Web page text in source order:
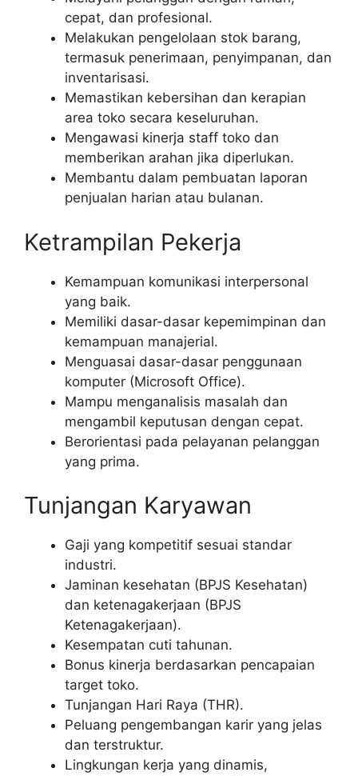
cepat, dan profesional.
Melakukan pengelolaan stok barang,
termasuk penerimaan, penyimpanan, dan
inventarisasi.
Memastikan kebersihan dan kerapian
area toko secara keseluruhan.
Mengawasi kinerja staff toko dan
memberikan arahan jika diperlukan.
Membantu dalam pembuatan laporan
penjualan harian atau bulanan.
Ketrampilan Pekerja
Kemampuan komunikasi interpersonal
yang baik.
Memiliki dasar-dasar kepemimpinan dan
kemampuan manajerial.
Menguasai dasar-dasar penggunaan
komputer (Microsoft Office).
Mampu menganalisis masalah dan
mengambil keputusan dengan cepat.
Berorientasi pada pelayanan pelanggan
yang prima.
Tunjangan Karyawan
Gaji yang kompetitif sesuai standar
industri.
Jaminan kesehatan (BPJS Kesehatan)
dan ketenagakerjaan (BPJS
Ketenagakerjaan).
Kesempatan cuti tahunan.
Bonus kinerja berdasarkan pencapaian
target toko.
Tunjangan Hari Raya (THR).
Peluang pengembangan karir yang jelas
dan terstruktur.
Lingkungan kerja yang dinamis,